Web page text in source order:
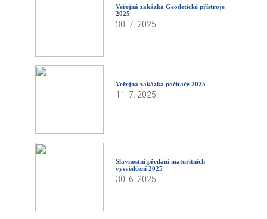
Veřejná zakázka Geodetické přístroje
2025
30. 7. 2025
Veřejná zakázka počítače 2025
11. 7. 2025
Slavnostní předání maturitních
vysvědčení 2025
30. 6. 2025